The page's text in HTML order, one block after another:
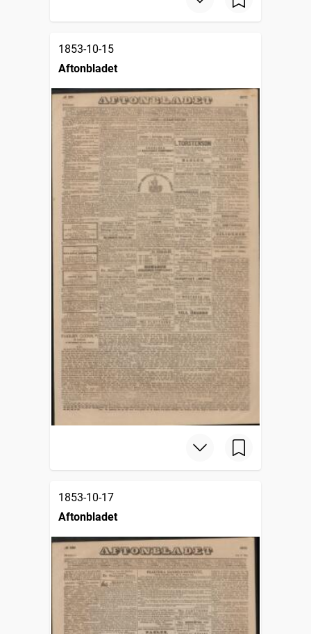
1853-10-15
Aftonbladet
1853-10-17
Aftonbladet